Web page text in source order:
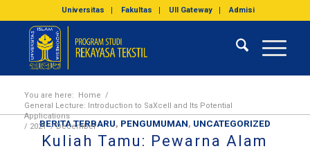
Universitas Fakultas UII Gateway Admisi
You are here: Home /
General Lecture: Introduction to SaXcell and Its Potential
Applications
/ 2021 / December
BERITA TERBARU, PENGUMUMAN, UNCATEGORIZED
Kuliah Tamu: Pewarna Alam